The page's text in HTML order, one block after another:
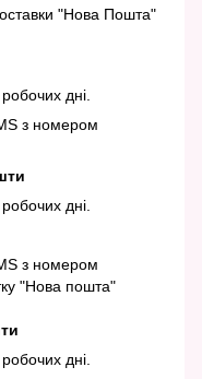
"Нова Пошта"
дні.
з номером
дні.
з номером
"Нова пошта"
дні.